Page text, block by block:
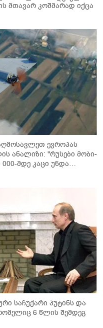
მთავარ კოშმარად იქცა
ევროპას
ანალიზი: "რუსები მობი­
მდე კაცი უნდა
საჩუქარი პუტინს და
6 წლის შემდეგ